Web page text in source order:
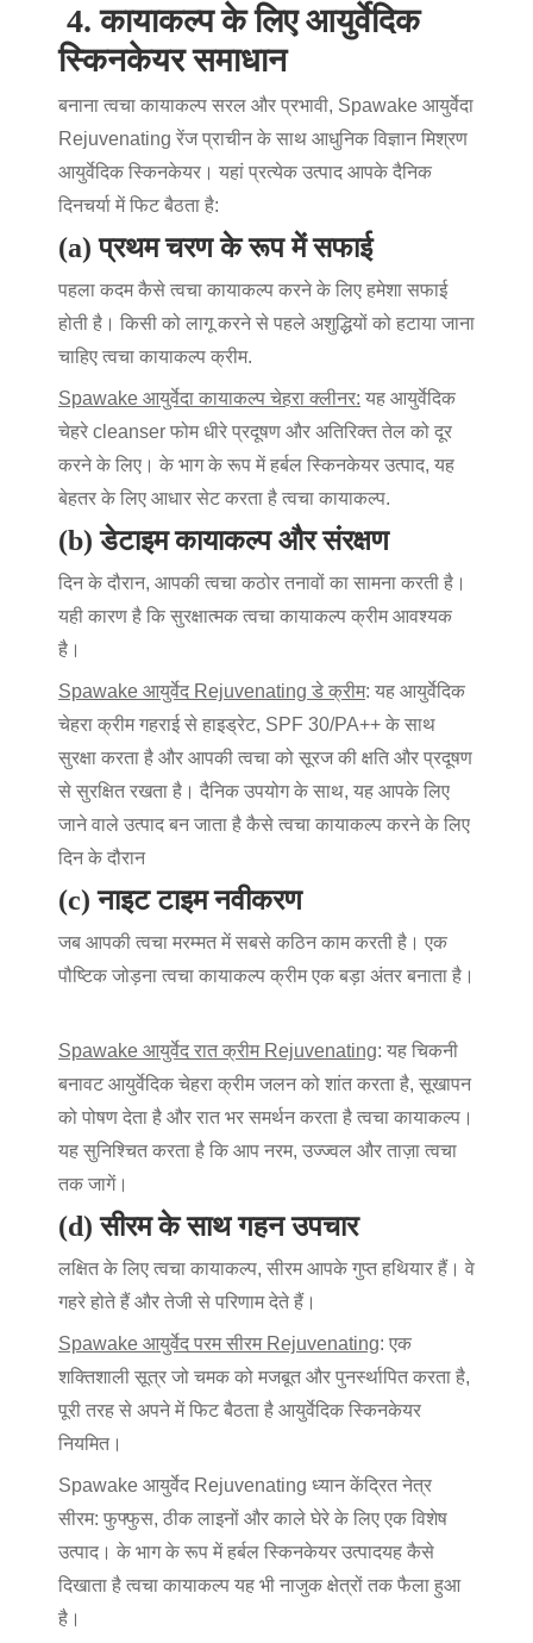
4.कायाकल्प के लिए आयुर्वेदिक
स्किनकेयर समाधान
बनाना त्वचा कायाकल्प सरल और प्रभावी, Spawake आयुर्वेदा
Rejuvenating रेंज प्राचीन के साथ आधुनिक विज्ञान मिश्रण
आयुर्वेदिक स्किनकेयर । यहां प्रत्येक उत्पाद आपके दैनिक
दिनचर्या में फिट बैठता है:
(a) प्रथम चरण के रूप में सफाई
पहला कदमकैसे त्वचा कायाकल्प करने के लिए हमेशा सफाई
होती है। किसी को लागू करने से पहले अशुद्धियों को हटाया जाना
चाहिए त्वचा कायाकल्प क्रीम.
Spawake आयुर्वेदा कायाकल्प चेहरा क्लीनर: यह आयुर्वेदिक
चेहरे cleanser फोम धीरे प्रदूषण और अतिरिक्त तेल को दूर
करने के लिए। के भाग के रूप मेंहर्बल स्किनकेयर उत्पाद, यह
बेहतर के लिए आधार सेट करता है त्वचा कायाकल्प.
(b) डेटाइम कायाकल्प और संरक्षण
दिन के दौरान, आपकी त्वचा कठोर तनावों का सामना करती है।
यही कारण है कि सुरक्षात्मक त्वचा कायाकल्प क्रीमआवश्यक
है।
Spawake आयुर्वेद Rejuvenating डे क्रीम: यह आयुर्वेदिक
चेहरा क्रीमगहराई से हाइड्रेट, SPF 30/PA++ के साथ
सुरक्षा करता है और आपकी त्वचा को सूरज की क्षति और प्रदूषण
से सुरक्षित रखता है। दैनिक उपयोग के साथ, यह आपके लिए
जाने वाले उत्पाद बन जाता है कैसे त्वचा कायाकल्प करने के लिए
दिन के दौरान
(c) नाइट टाइम नवीकरण
जब आपकी त्वचा मरम्मत में सबसे कठिन काम करती है। एक
पौष्टिक जोड़ना त्वचा कायाकल्प क्रीमएक बड़ा अंतर बनाता है।
Spawake आयुर्वेद रात क्रीम Rejuvenating: यह चिकनी
बनावटआयुर्वेदिक चेहरा क्रीमजलन को शांत करता है, सूखापन
को पोषण देता है और रात भर समर्थन करता है त्वचा कायाकल्प ।
यह सुनिश्चित करता है कि आप नरम, उज्ज्वल और ताज़ा त्वचा
तक जागें।
(d) सीरम के साथ गहन उपचार
लक्षित के लिए त्वचा कायाकल्प, सीरम आपके गुप्त हथियार हैं। वे
गहरे होते हैं और तेजी से परिणाम देते हैं।
Spawake आयुर्वेद परम सीरम Rejuvenating: एक
शक्तिशाली सूत्र जो चमक को मजबूत और पुनर्स्थापित करता है,
पूरी तरह से अपने में फिट बैठता है आयुर्वेदिक स्किनकेयर
नियमित।
Spawake आयुर्वेद Rejuvenating ध्यान केंद्रित नेत्र
सीरम: फुफ्फुस, ठीक लाइनों और काले घेरे के लिए एक विशेष
उत्पाद। के भाग के रूप मेंहर्बल स्किनकेयर उत्पादयह कैसे
दिखाता है त्वचा कायाकल्प यह भी नाजुक क्षेत्रों तक फैला हुआ
है।